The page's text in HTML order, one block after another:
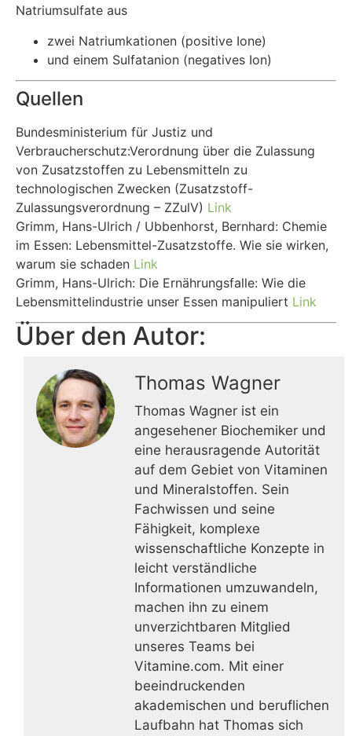
Natriumsulfate aus
zwei Natriumkationen (positive Ione)
und einem Sulfatanion (negatives Ion)
Quellen
Bundesministerium für Justiz und
Verbraucherschutz:Verordnung über die Zulassung
von Zusatzstoffen zu Lebensmitteln zu
technologischen Zwecken (Zusatzstoff-
Zulassungsverordnung – ZZulV) Link
Grimm, Hans-Ulrich / Ubbenhorst, Bernhard: Chemie
im Essen: Lebensmittel-Zusatzstoffe. Wie sie wirken,
warum sie schaden Link
Grimm, Hans-Ulrich: Die Ernährungsfalle: Wie die
Lebensmittelindustrie unser Essen manipuliert Link
Über den Autor:
Thomas Wagner
Thomas Wagner ist ein
angesehener Biochemiker und
eine herausragende Autorität
auf dem Gebiet von Vitaminen
und Mineralstoffen. Sein
Fachwissen und seine
Fähigkeit, komplexe
wissenschaftliche Konzepte in
leicht verständliche
Informationen umzuwandeln,
machen ihn zu einem
unverzichtbaren Mitglied
unseres Teams bei
Vitamine.com. Mit einer
beeindruckenden
akademischen und beruflichen
Laufbahn hat Thomas sich